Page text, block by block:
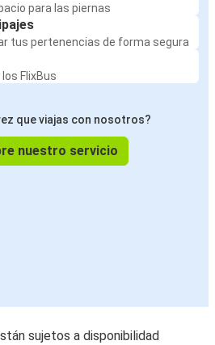
para las piernas
tus pertenencias de forma segura
FlixBus
que viajas con nosotros?
nuestro servicio
sujetos a disponibilidad